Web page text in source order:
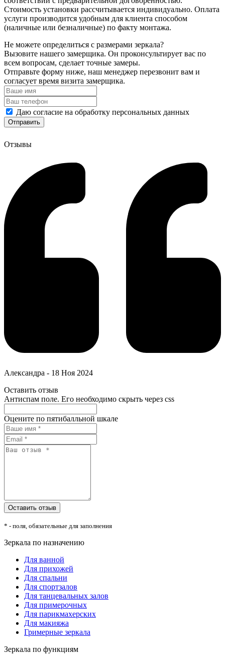
Стоимость установки рассчитывается индивидуально. Оплата
услуги производится удобным для клиента способом
(наличные или безналичные) по факту монтажа.
Не можете определиться с размерами зеркала?
Вызовите нашего замерщика. Он проконсультирует вас по
всем вопросам, сделает точные замеры.
Отправьте форму ниже, наш менеджер перезвонит вам и
согласует время визита замерщика.
Даю согласие на обработку персональных данных
Отзывы
Александра - 18 Ноя 2024
Оставить отзыв
Антиспам поле. Его необходимо скрыть через css
Оцените по пятибалльной шкале
* - поля, обязательные для заполнения
Зеркала по назначению
Для ванной
Для прихожей
Для спальни
Для спортзалов
Для танцевальных залов
Для примерочных
Для парикмахерских
Для макияжа
Гримерные зеркала
Зеркала по функциям